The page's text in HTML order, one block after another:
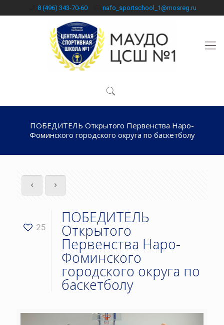
8 (496) 343-70-60 nafo_sportschool_1@mosreg.ru
ПОБЕДИТЕЛЬ Открытого Первенства Наро-
Фоминского городского округа по баскетболу
25
ПОБЕДИТЕЛЬ
Открытого
Первенства Наро-
Фоминского
городского округа по
баскетболу